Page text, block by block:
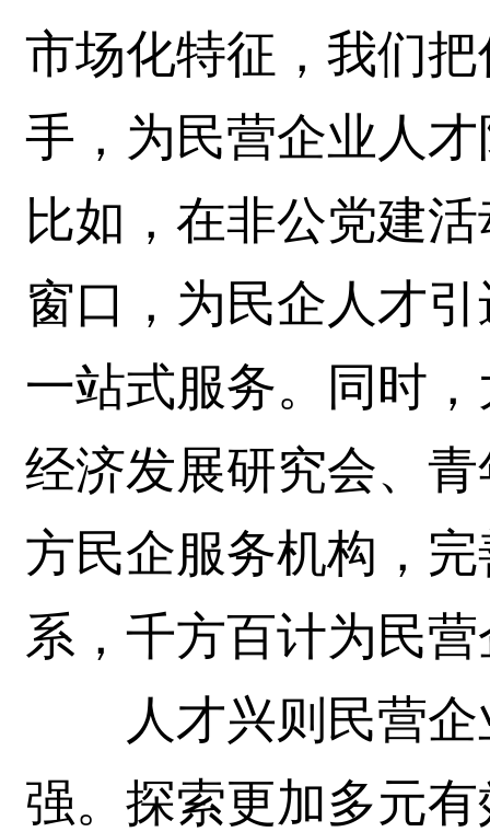
市场化特征，我们
手，为民营企业人
比如，在非公党建
窗口，为民企人才
一站式服务。同时
经济发展研究会、
方民企服务机构，
系，千方百计为民
人才兴则民营企
强。探索更加多元